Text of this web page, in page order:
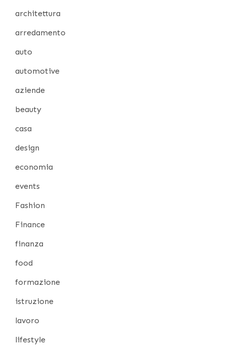
architettura
arredamento
auto
automotive
aziende
beauty
casa
design
economia
events
Fashion
Finance
finanza
food
formazione
istruzione
lavoro
lifestyle